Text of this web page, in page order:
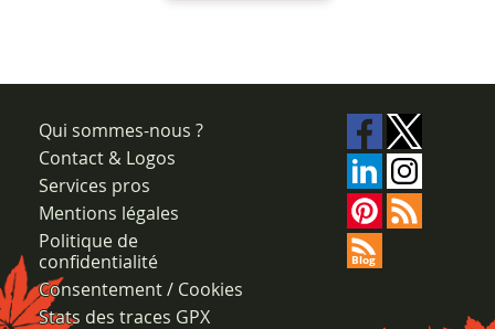
Qui sommes-nous ?
Contact & Logos
Services pros
Mentions légales
Politique de
confidentialité
Consentement / Cookies
Stats des traces GPX